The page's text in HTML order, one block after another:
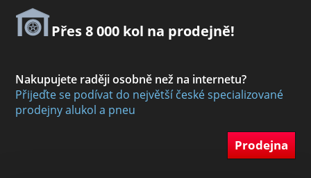
Přes 8 000 kol na prodejně!
Nakupujete raději osobně než na internetu?
Přijeďte se podívat do největší české specializované
prodejny alukol a pneu
Prodejna